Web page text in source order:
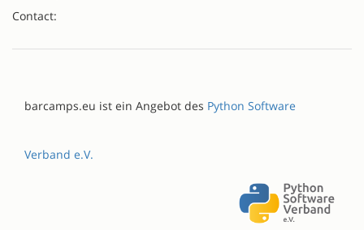
Contact:
barcamps.eu ist ein Angebot des Python Software
Verband e.V.